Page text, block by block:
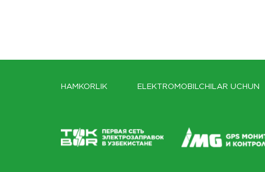
HAMKORLIK ELEKTROMOBILCHILAR UCHUN